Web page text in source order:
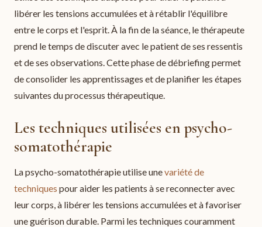
libérer les tensions accumulées et à rétablir l'équilibre
entre le corps et l'esprit. À la fin de la séance, le thérapeute
prend le temps de discuter avec le patient de ses ressentis
et de ses observations. Cette phase de débriefing permet
de consolider les apprentissages et de planifier les étapes
suivantes du processus thérapeutique.
Les techniques utilisées en psycho-
somatothérapie
La psycho-somatothérapie utilise unevariété de
techniques pour aider les patients à se reconnecter avec
leur corps, à libérer les tensions accumulées et à favoriser
une guérison durable. Parmi les techniques couramment